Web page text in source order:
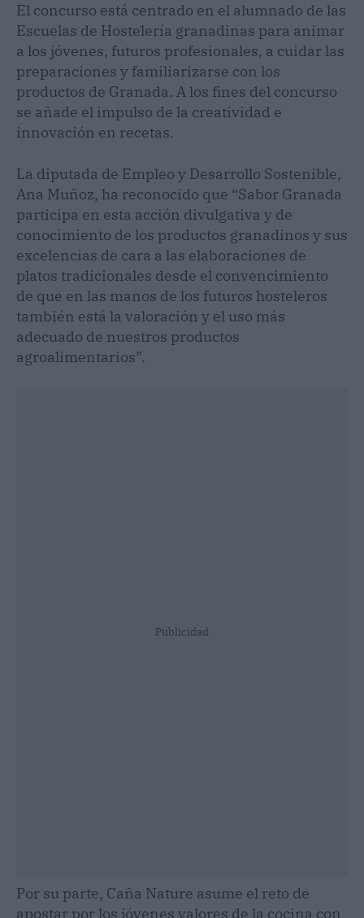
El concurso está centrado en el alumnado de las
Escuelas de Hostelería granadinas para animar
a los jóvenes, futuros profesionales, a cuidar las
preparaciones y familiarizarse con los
productos de Granada. A los fines del concurso
se añade el impulso de la creatividad e
innovación en recetas.
La diputada de Empleo y Desarrollo Sostenible,
Ana Muñoz, ha reconocido que “Sabor Granada
participa en esta acción divulgativa y de
conocimiento de los productos granadinos y sus
excelencias de cara a las elaboraciones de
platos tradicionales desde el convencimiento
de que en las manos de los futuros hosteleros
también está la valoración y el uso más
adecuado de nuestros productos
agroalimentarios”.
Publicidad
Por su parte, Caña Nature asume el reto de
apostar por los jóvenes valores de la cocina con